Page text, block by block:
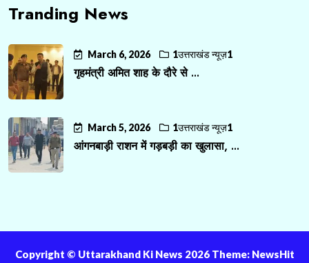
Tranding News
March 6, 2026 1उत्तराखंड न्यूज़1
गृहमंत्री अमित शाह के दौरे से ...
March 5, 2026 1उत्तराखंड न्यूज़1
आंगनबाड़ी राशन में गड़बड़ी का खुलासा, ...
Copyright ©️ Uttarakhand Ki News 2026 Theme: NewsHit